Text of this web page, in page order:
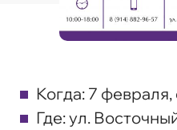
Когда: 7 февраля,
Где:ул.